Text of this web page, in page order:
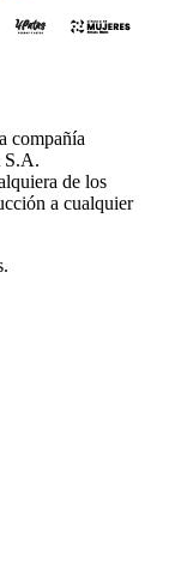
compañía
S.A.
de los
a cualquier